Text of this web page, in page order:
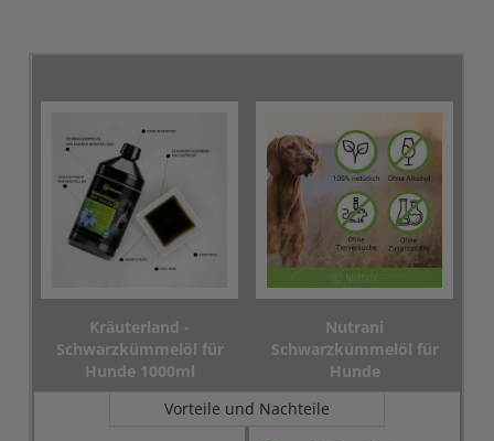
Kräuterland -
Schwarzkümmelöl für
Hunde 1000ml
Nutrani
Schwarzkümmelöl für
Hunde
Vorteile und Nachteile